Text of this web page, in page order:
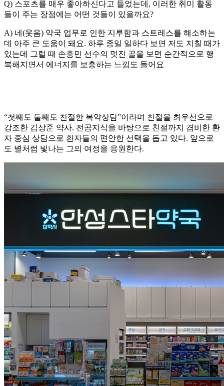
Q) 스포츠를 매우 좋아하신다고 들었는데, 이러한 취미 활동
들이 주는 장점에는 어떤 것들이 있을까요?
A) 네(웃음) 약국 업무로 인한 지루함과 스트레스를 해소하는
데 아주 큰 도움이 돼요. 하루 종일 일하다 보면 저도 지칠 때가
있는데 그럴 때 손흥민 선수의 멋진 골을 보면 순간적으로 행
복해지면서 에너지를 보충하는 느낌도 들어요
“첫째도 둘째도 친절한 복약상담”이라며 친절을 최우선으로
강조한 김상준 약사. 전공지식을 바탕으로 친절까지 겸비한 환
자 중심 상담으로 환자들의 편안한 선택을 돕고 있다. 앞으로
도 별처럼 빛나는 그의 여정을 응원한다.